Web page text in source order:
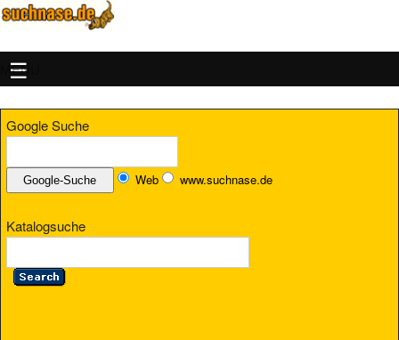
MENU
Google Suche
Web www.suchnase.de
Katalogsuche